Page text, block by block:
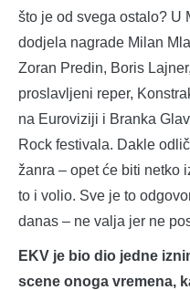
što je od svega ostalo? U
dodjela nagrade Milan
Zoran Predin, Boris
proslavljeni reper,
na Euroviziji i Branka
Rock festivala. Dakle
žanra – opet će biti netko
to i volio. Sve je to
danas – ne valja jer ne
EKV je bio dio jedne
scene onoga vremena,